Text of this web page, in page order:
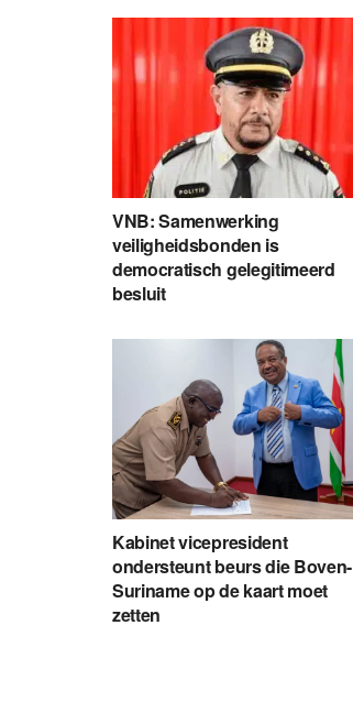
VNB: Samenwerking
veiligheidsbonden is
democratisch gelegitimeerd
besluit
Kabinet vicepresident
ondersteunt beurs die Boven-
Suriname op de kaart moet
zetten